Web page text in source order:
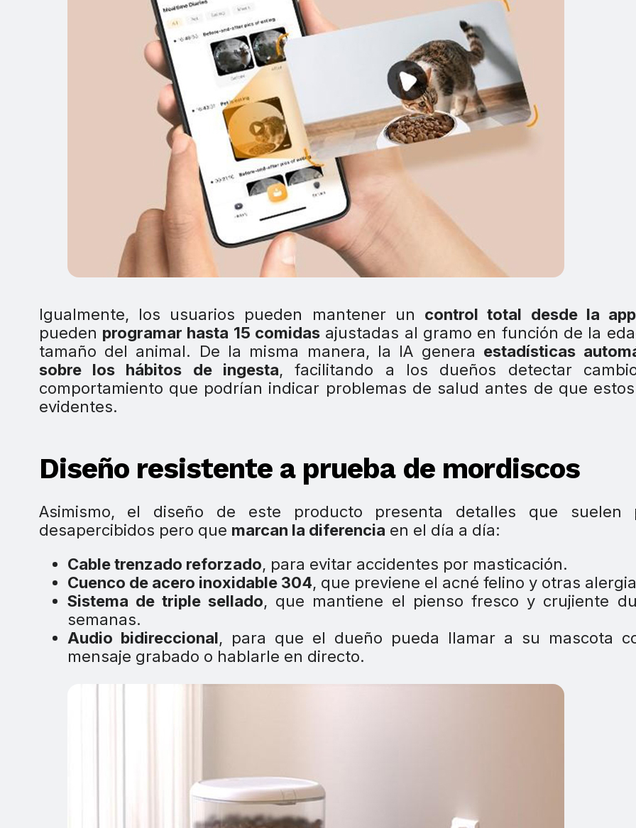
Igualmente, los usuarios pueden mantener un control total desde la app
pueden programar hasta 15 comidasajustadas al gramo en función de la
tamaño del animal. De la misma manera, la IA genera estadísticas
sobre los hábitos de ingesta, facilitando a los dueños detectar
comportamiento que podrían indicar problemas de salud antes de que
evidentes.
Diseño resistente a prueba de mordiscos
Asimismo, el diseño de este producto presenta detalles que suelen
desapercibidos pero que marcan la diferencia en el día a día:
Cable trenzado reforzado, para evitar accidentes por masticación.
Cuenco de acero inoxidable 304, que previene el acné felino y otras
Sistema de triple sellado, que mantiene el pienso fresco y crujiente
semanas.
Audio bidireccional, para que el dueño pueda llamar a su mascota
mensaje grabado o hablarle en directo.